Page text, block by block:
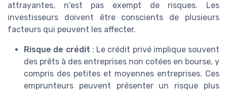
attrayantes, n'est pas exempt de risques. Les
investisseurs doivent être conscients de plusieurs
facteurs qui peuvent les affecter.
Risque de crédit : Le crédit privé implique souvent
des prêts à des entreprises non cotées en bourse, y
compris des petites et moyennes entreprises. Ces
emprunteurs peuvent présenter un risque plus